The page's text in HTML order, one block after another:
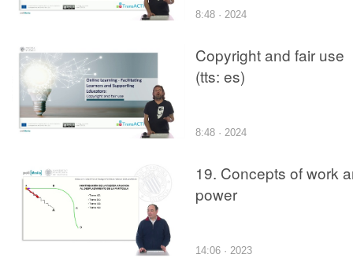
8:48 · 2024
Copyright and fair use
(tts: es)
8:48 · 2024
19. Concepts of work
power
14:06 · 2023